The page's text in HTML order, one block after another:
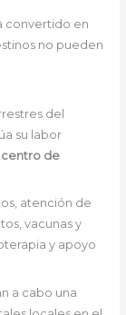
convertido en
no pueden
del
su labor
de
atención de
vacunas y
y apoyo
a cabo una